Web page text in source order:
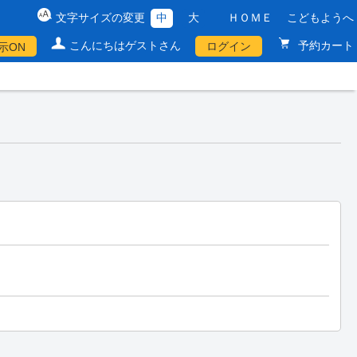
文字サイズの変更 中 大 ＨＯＭＥ こどもようへ
ON こんにちはゲストさん ログイン 予約カート